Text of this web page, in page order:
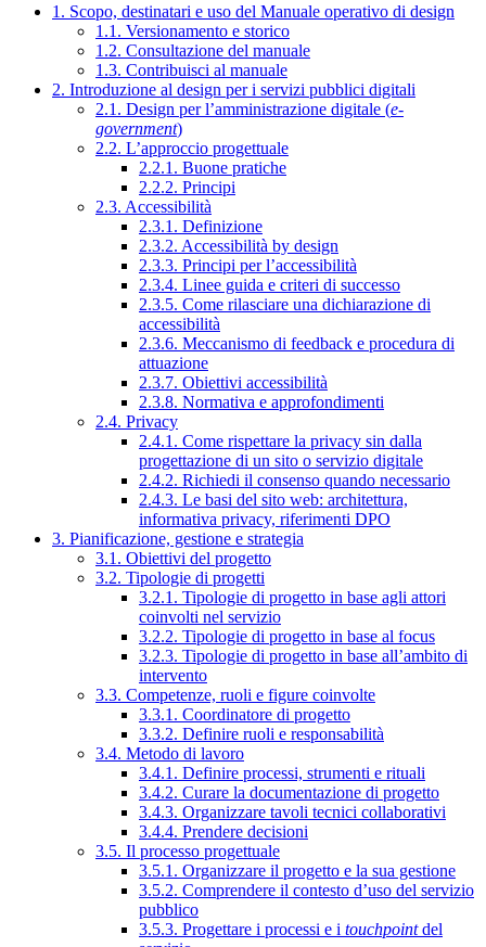
1. Scopo, destinatari e uso del Manuale operativo di design
1.1. Versionamento e storico
1.2. Consultazione del manuale
1.3. Contribuisci al manuale
2. Introduzione al design per i servizi pubblici digitali
2.1. Design per l’amministrazione digitale (e-
government)
2.2. L’approccio progettuale
2.2.1. Buone pratiche
2.2.2. Principi
2.3. Accessibilità
2.3.1. Definizione
2.3.2. Accessibilità by design
2.3.3. Principi per l’accessibilità
2.3.4. Linee guida e criteri di successo
2.3.5. Come rilasciare una dichiarazione di
accessibilità
2.3.6. Meccanismo di feedback e procedura di
attuazione
2.3.7. Obiettivi accessibilità
2.3.8. Normativa e approfondimenti
2.4. Privacy
2.4.1. Come rispettare la privacy sin dalla
progettazione di un sito o servizio digitale
2.4.2. Richiedi il consenso quando necessario
2.4.3. Le basi del sito web: architettura,
informativa privacy, riferimenti DPO
3. Pianificazione, gestione e strategia
3.1. Obiettivi del progetto
3.2. Tipologie di progetti
3.2.1. Tipologie di progetto in base agli attori
coinvolti nel servizio
3.2.2. Tipologie di progetto in base al focus
3.2.3. Tipologie di progetto in base all’ambito di
intervento
3.3. Competenze, ruoli e figure coinvolte
3.3.1. Coordinatore di progetto
3.3.2. Definire ruoli e responsabilità
3.4. Metodo di lavoro
3.4.1. Definire processi, strumenti e rituali
3.4.2. Curare la documentazione di progetto
3.4.3. Organizzare tavoli tecnici collaborativi
3.4.4. Prendere decisioni
3.5. Il processo progettuale
3.5.1. Organizzare il progetto e la sua gestione
3.5.2. Comprendere il contesto d’uso del servizio
pubblico
3.5.3. Progettare i processi e i touchpointdel